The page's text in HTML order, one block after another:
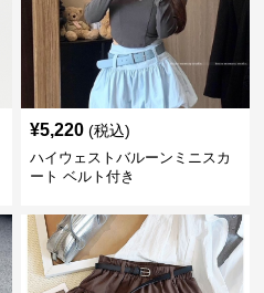
¥5,220 (税込)
ハイウェストバルーンミニスカ
ート ベルト付き